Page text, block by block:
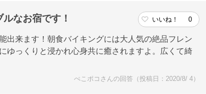
なお宿です！ いいね！ 0
出来ます！朝食バイキングには大人気の絶品フレン
ゆっくりと浸かれ心身共に癒されますよ。広くて綺
ぺこポコさんの回答（投稿日：2020/8/ 4）